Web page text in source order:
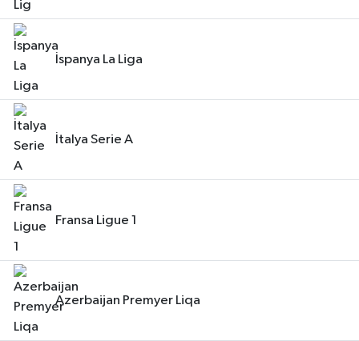
İspanya La Liga
İtalya Serie A
Fransa Ligue 1
Azerbaijan Premyer Liqa